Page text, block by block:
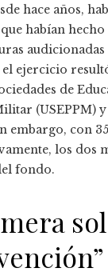
hace años,
habían
el ejercicio
de
(USEPPM)
embargo, con
los dos
fondo.